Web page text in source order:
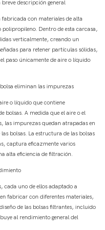
descripción general
fabricada con materiales de alta
Dentro de esta carcasa,
verticalmente, creando un
para retener partículas sólidas,
paso únicamente de aire o líquido
eliminan las impurezas
o líquido que contiene
bolsas. A medida que el aire o el
las impurezas quedan atrapadas en
bolsas. La estructura de las bolsas
captura eficazmente varios
alta eficiencia de filtración.
cada uno de ellos adaptado a
fabricar con diferentes materiales,
de las bolsas filtrantes, incluido
al rendimiento general del